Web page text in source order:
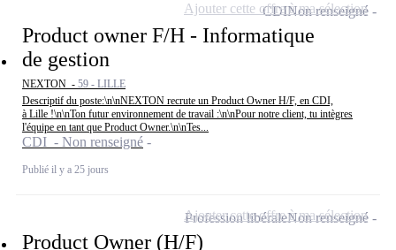
Product owner F/H - Informatique
de gestion
NEXTON - 59 - LILLE
Descriptif du poste:\n\nNEXTON recrute un Product Owner H/F, en CDI,
à Lille !\n\nTon futur environnement de travail :\n\nPour notre client, tu intègres
l'équipe en tant que Product Owner.\n\nTes...
CDI - Non renseigné
Publié il y a 25 jours
CDINon renseigné
Ajouter cette offre à ma sélection
Product Owner (H/F)
Profession libéraleNon renseigné
Ajouter cette offre à ma sélection